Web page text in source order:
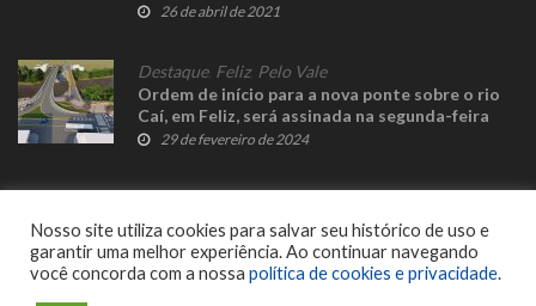
26 de abril de 2021
Destaque, Feliz, Pelo Vale
Ordem de início para a nova ponte sobre o rio
Caí, em Feliz, será assinada na segunda-feira
29 de fevereiro de 2024
© 2023 Fato Novo - Todos os direitos reservados. Desenvolvido por
Nosso site utiliza cookies para salvar seu histórico de uso e
garantir uma melhor experiência. Ao continuar navegando
você concorda com a nossa política de cookies e privacidade.